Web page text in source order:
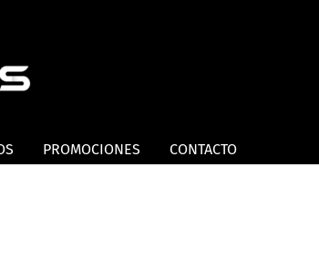
PROMOCIONES CONTACTO